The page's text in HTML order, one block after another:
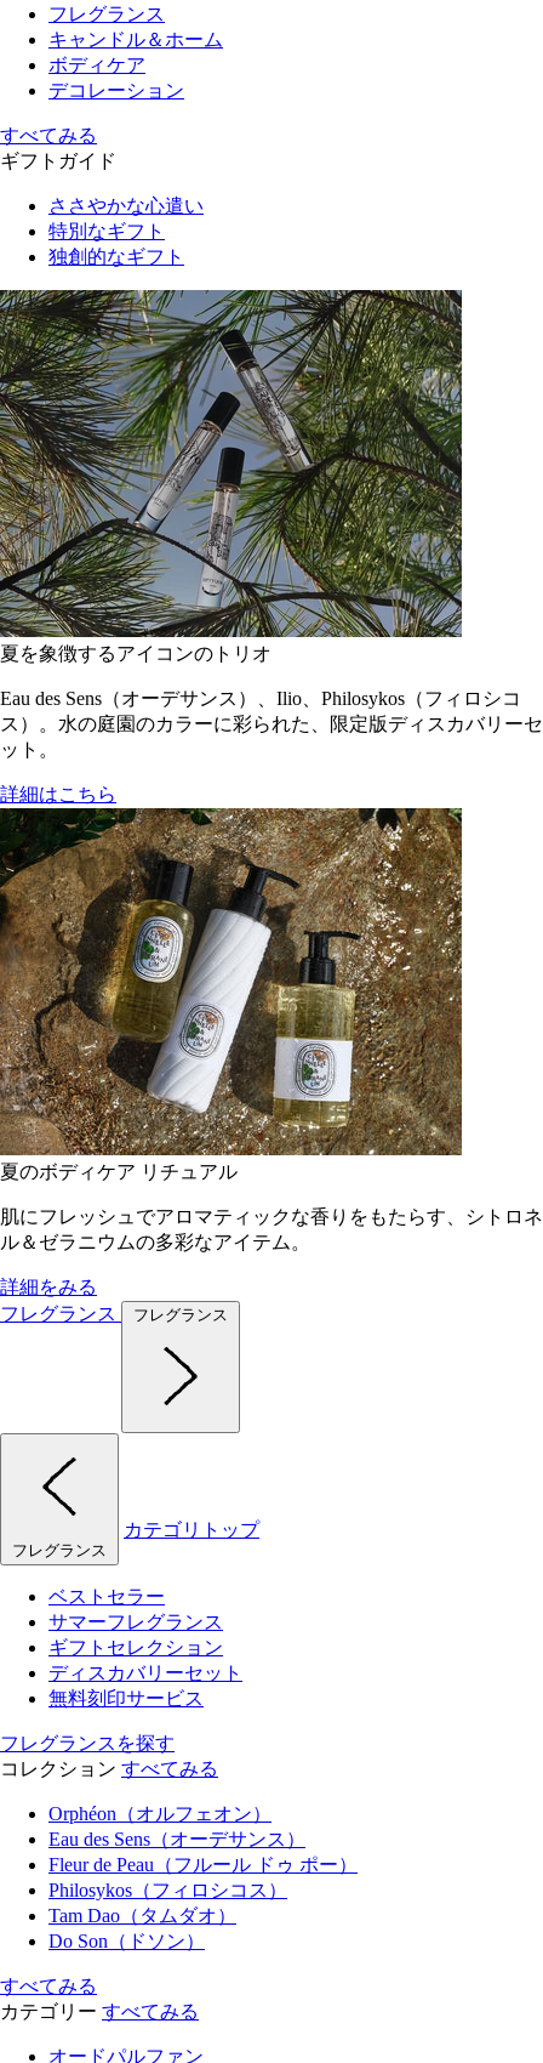
フレグランス
キャンドル＆ホーム
ボディケア
デコレーション
すべてみる
ギフトガイド
ささやかな心遣い
特別なギフト
独創的なギフト
夏を象徴するアイコンのトリオ
Eau des Sens（オーデサンス）、Ilio、Philosykos（フィロシコ
ス）。水の庭園のカラーに彩られた、限定版ディスカバリーセ
ット。
詳細はこちら
夏のボディケア リチュアル
肌にフレッシュでアロマティックな香りをもたらす、シトロネ
ル＆ゼラニウムの多彩なアイテム。
詳細をみる
フレグランス
フレグランス
フレグランス
カテゴリトップ
ベストセラー
サマーフレグランス
ギフトセレクション
ディスカバリーセット
無料刻印サービス
フレグランスを探す
コレクション すべてみる
Orphéon（オルフェオン）
Eau des Sens（オーデサンス）
Fleur de Peau（フルール ドゥ ポー）
Philosykos（フィロシコス）
Tam Dao（タムダオ）
Do Son（ドソン）
すべてみる
カテゴリー すべてみる
オードパルファン